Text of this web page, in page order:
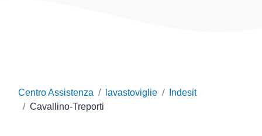
Centro Assistenza lavastoviglie
Indesit
Cavallino-Treporti